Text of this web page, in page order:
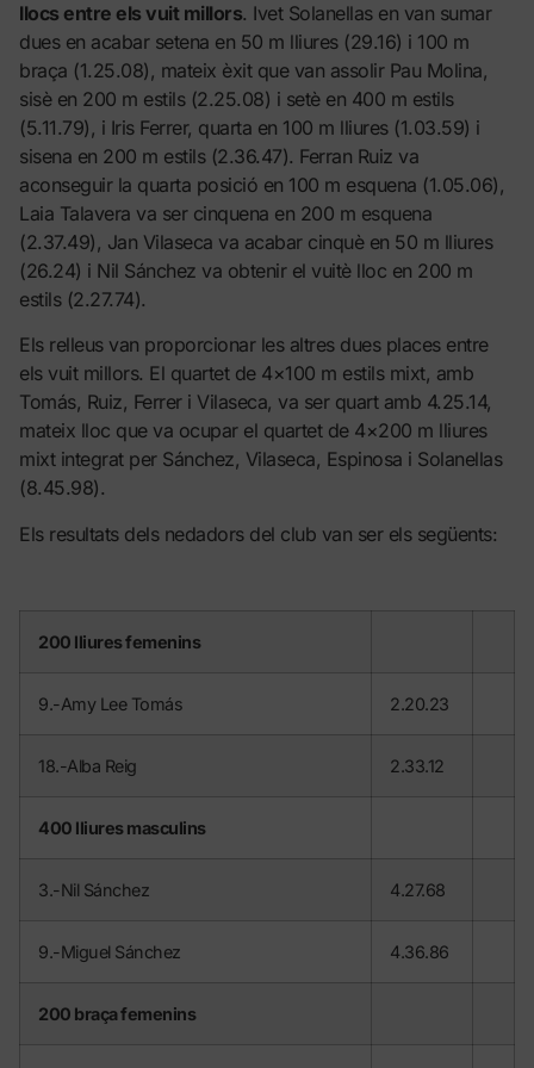
llocs entre els vuit millors. Ivet Solanellas en van sumar
dues en acabar setena en 50 m lliures (29.16) i 100 m
braça (1.25.08), mateix èxit que van assolir Pau Molina,
sisè en 200 m estils (2.25.08) i setè en 400 m estils
(5.11.79), i Iris Ferrer, quarta en 100 m lliures (1.03.59) i
sisena en 200 m estils (2.36.47). Ferran Ruiz va
aconseguir la quarta posició en 100 m esquena (1.05.06),
Laia Talavera va ser cinquena en 200 m esquena
(2.37.49), Jan Vilaseca va acabar cinquè en 50 m lliures
(26.24) i Nil Sánchez va obtenir el vuitè lloc en 200 m
estils (2.27.74).
Els relleus van proporcionar les altres dues places entre
els vuit millors. El quartet de 4×100 m estils mixt, amb
Tomás, Ruiz, Ferrer i Vilaseca, va ser quart amb 4.25.14,
mateix lloc que va ocupar el quartet de 4×200 m lliures
mixt integrat per Sánchez, Vilaseca, Espinosa i Solanellas
(8.45.98).
Els resultats dels nedadors del club van ser els següents:
200 lliures femenins
9.-Amy Lee Tomás 2.20.23
18.-Alba Reig 2.33.12
400 lliures masculins
3.-Nil Sánchez 4.27.68
9.-Miguel Sánchez 4.36.86
200 braça femenins